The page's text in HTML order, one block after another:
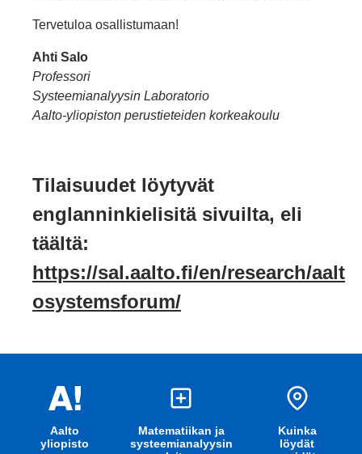
Tervetuloa osallistumaan!
Ahti Salo
Professori
Systeemianalyysin Laboratorio
Aalto-yliopiston perustieteiden korkeakoulu
Tilaisuudet löytyvät
englanninkielisitä sivuilta, eli
täältä:
https://sal.aalto.fi/en/research/aalt
osystemsforum/
Aalto
yliopisto
Matematiikan ja
systeemianalyysin
Kuinka
löydät